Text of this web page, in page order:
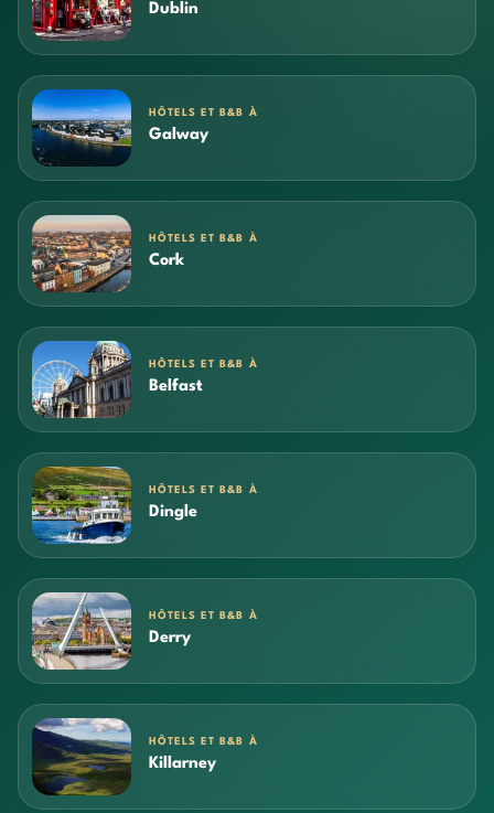
Dublin
HÔTELS ET B&B À
Galway
HÔTELS ET B&B À
Cork
HÔTELS ET B&B À
Belfast
HÔTELS ET B&B À
Dingle
HÔTELS ET B&B À
Derry
HÔTELS ET B&B À
Killarney